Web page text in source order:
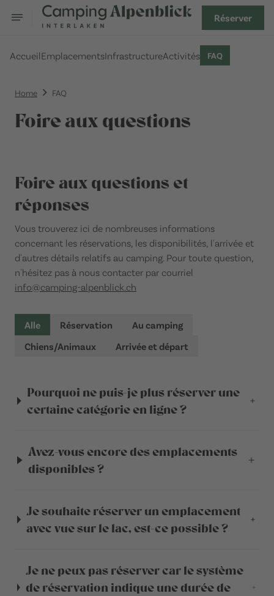
Réserver
AccueilEmplacementsInfrastructureActivités FAQ
Home FAQ
Foire aux questions
Foire aux questions et
réponses
Vous trouverez ici de nombreuses informations
concernant les réservations, les disponibilités, l'arrivée et
d'autres détails relatifs au camping. Pour toute question,
n'hésitez pas à nous contacter par courriel
info@camping-alpenblick.ch
Alle Réservation
Au camping
Chiens/Animaux
Arrivée et départ
Pourquoi ne puis-je plus réserver une
certaine catégorie en ligne ?
Avez-vous encore des emplacements
disponibles ?
Je souhaite réserver un emplacement
avec vue sur le lac, est-ce possible ?
Je ne peux pas réserver car le système
de réservation indique une durée de